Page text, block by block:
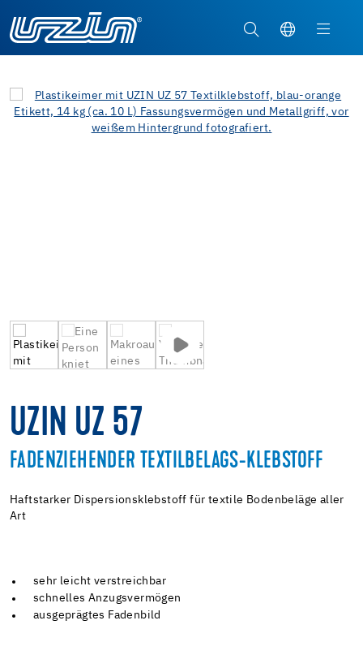
UZIN UZ 57
FADENZIEHENDER TEXTILBELAGS-KLEBSTOFF
Haftstarker Dispersionsklebstoff für textile Bodenbeläge aller
Art
sehr leicht verstreichbar
schnelles Anzugsvermögen
ausgeprägtes Fadenbild